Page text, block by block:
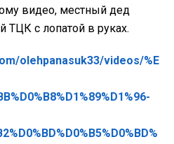
видео, местный дед
ТЦК с лопатой в руках.
olehpanasuk33/videos/%E